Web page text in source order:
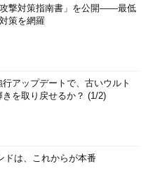
撃対策指南書」を公開――最低
策を網羅
アップデートで、古いウルト
を取り戻せるか？ (1/2)
ドは、これからが本番